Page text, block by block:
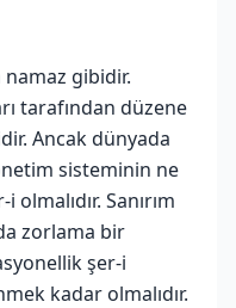
gibidir.
tarafından düzene
Ancak dünyada
sisteminin ne
Sanırım
zorlama bir
şer-i
kadar olmalıdır.